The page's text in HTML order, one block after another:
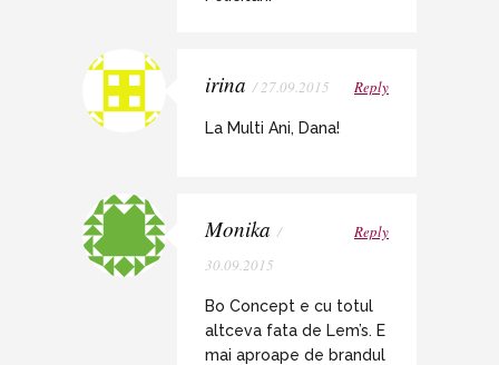
irina / 27.09.2015 Reply
La Multi Ani, Dana!
Monika /
30.09.2015
Reply
Bo Concept e cu totul
altceva fata de Lem’s. E
mai aproape de brandul